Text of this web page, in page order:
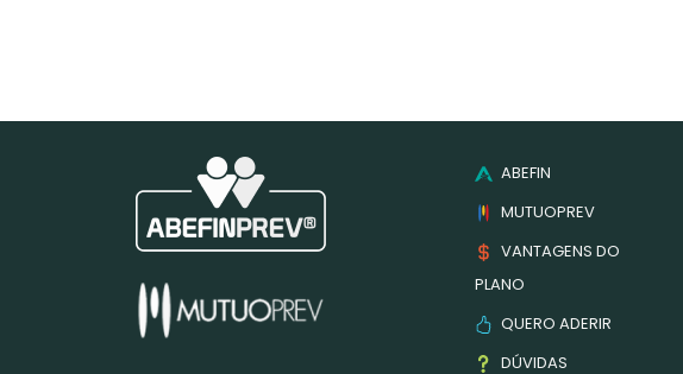
ABEFIN
MUTUOPREV
VANTAGENS DO
PLANO
QUERO ADERIR
DÚVIDAS